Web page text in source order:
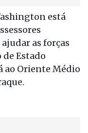
está
as forças
Estado
ao Oriente Médio